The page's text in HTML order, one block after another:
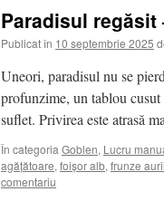
Paradisul regăsit
Publicat în 10 septembrie 2025
Uneori, paradisul nu se
profunzime, un tablou
suflet. Privirea este atrasă
În categoria Goblen, Lucru
agățătoare, foișor alb, frunze
comentariu